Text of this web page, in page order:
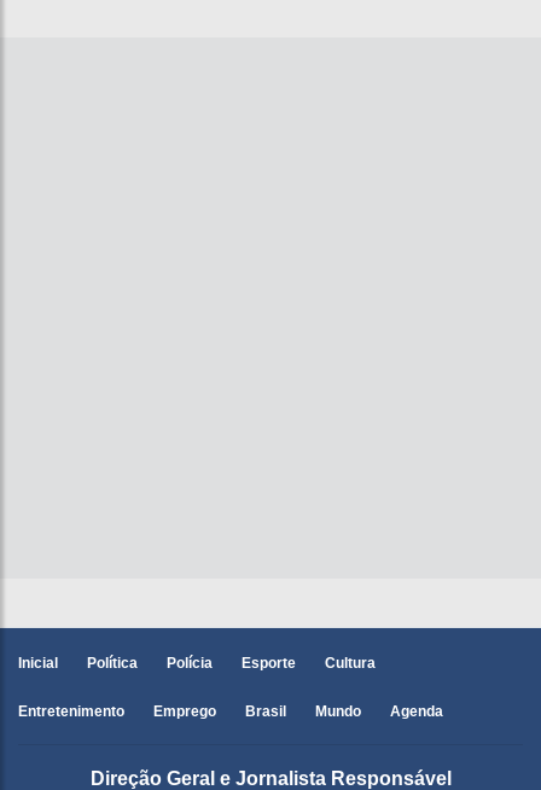
Inicial Política Polícia Esporte Cultura
Entretenimento Emprego Brasil Mundo Agenda
Direção Geral e Jornalista Responsável